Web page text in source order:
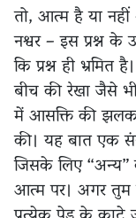
तो, आत्म है या
नश्वर – इस प्रश्न
कि प्रश्न ही
बीच की रेखा जैसे
में आसक्ति की झलक
की। यह बात एक
जिसके लिए
आत्म पर। अगर तुम